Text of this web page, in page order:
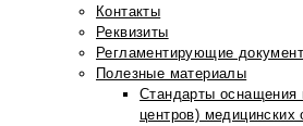
Контакты
Реквизиты
Регламентирующие
Полезные материалы
Стандарты оснащения
центров) медицинских